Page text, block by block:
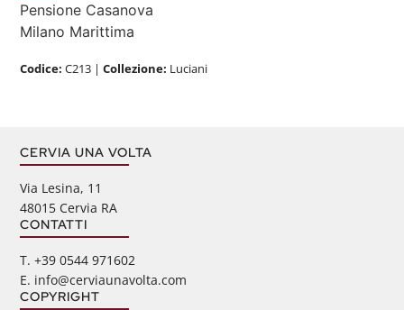
Pensione Casanova
Milano Marittima
Codice:C213 |Collezione: Luciani
CERVIA UNA VOLTA
Via Lesina, 11
48015 Cervia RA
CONTATTI
‭T. +39 0544 971602
E. info@cerviaunavolta.com
COPYRIGHT